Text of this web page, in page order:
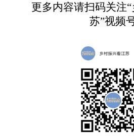
更多内容请扫码关注
苏”视频